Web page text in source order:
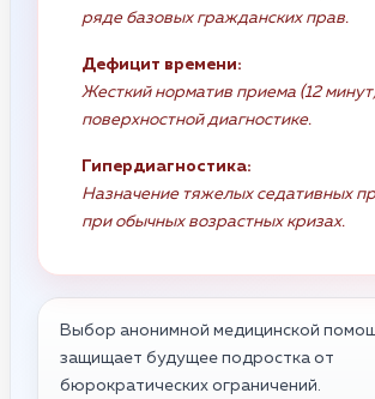
ряде базовых гражданских прав.
Дефицит времени:
Жесткий норматив приема (12
поверхностной диагностике.
Гипердиагностика:
Назначение тяжелых седативных
при обычных возрастных кризах.
Выбор анонимной медицинской
защищает будущее подростка от
бюрократических ограничений.